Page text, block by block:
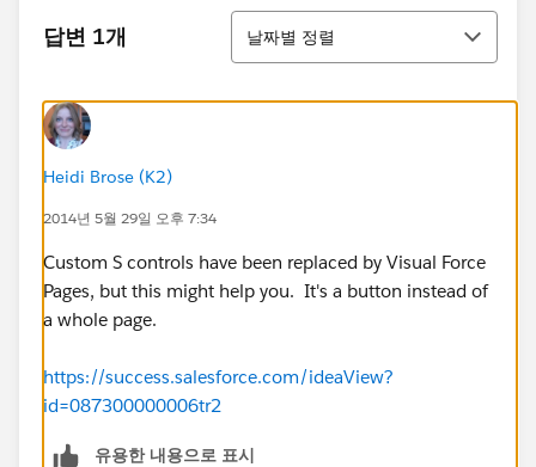
답변 1개
정렬
날짜별 정렬
Heidi Brose (K2)
2014년 5월 29일 오후 7:34
Custom S controls have been replaced by Visual Force
Pages, but this might help you. It's a button instead of
a whole page.
https://success.salesforce.com/ideaView?
id=087300000006tr2
유용한 내용으로 표시